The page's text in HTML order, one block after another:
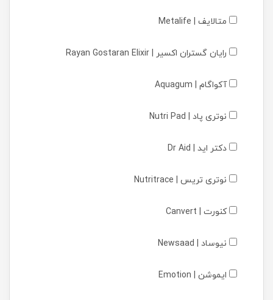
متالایف | Metalife
رایان گستران اکسیر | Rayan Gostaran Elixir
آکواگام | Aquagum
نوتری پاد | Nutri Pad
دکتر اید | Dr Aid
نوتری تریس | Nutritrace
کنورت | Canvert
نیوساد | Newsaad
ایموشن | Emotion